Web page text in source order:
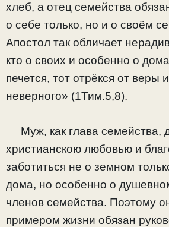
хлеб, а отец семейства
о себе только, но и о своём
Апостол так обличает
кто о своих и особенно о
печется, тот отрёкся от веры
неверного» (1Тим.5,8).
Муж, как глава семейства,
христианскою любовью и
заботиться не о земном
дома, но особенно о
членов семейства. Поэтому
примером жизни обязан